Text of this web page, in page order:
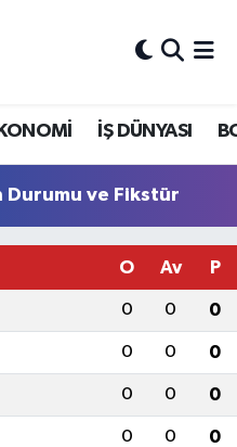
İŞ DÜNYASI
Durumu ve Fikstür
O Av P
0 0 0
0 0 0
0 0 0
0 0 0
ve Fikstür